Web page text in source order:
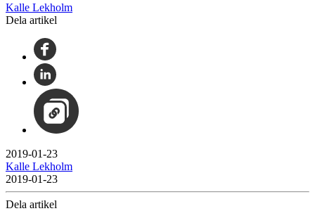
Kalle Lekholm
Dela artikel
2019-01-23
Kalle Lekholm
2019-01-23
Dela artikel